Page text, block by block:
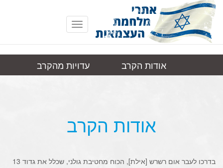
Toggle
navigation
ע'רנדל
אודות הקרב
עדויות מהקרב
אודות הקרב
בדרכו לעבר אום רשרש [אילת], הכוח מחטיבת גולני, שכלל את גדוד 13